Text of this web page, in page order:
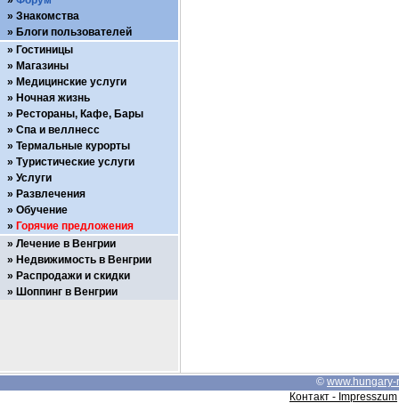
Знакомства
Блоги пользователей
Гостиницы
Магазины
Медицинские услуги
Ночная жизнь
Рестораны, Кафе, Бары
Спа и веллнесс
Термальные курорты
Туристические услуги
Услуги
Развлечения
Обучение
Горячие предложения
Лечение в Венгрии
Недвижимость в Венгрии
Распродажи и скидки
Шоппинг в Венгрии
© www.hungary-
Контакт - Impresszum